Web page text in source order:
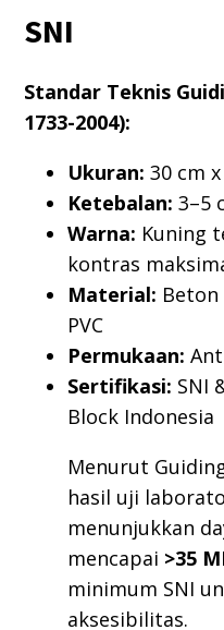
SNI
Standar Teknis
1733-2004):
Ukuran: 30 cm
Ketebalan: 3–5
Warna: Kuning
kontras
Material:
PVC
Permukaan:
Sertifikasi: SNI
Block Indonesia
Menurut
hasil uji
menunjukkan
mencapai >35
minimum SNI
aksesibilitas.